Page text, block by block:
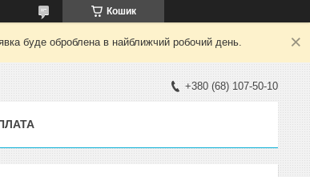
Кошик
буде оброблена в найближчий робочий день.
+380 (68) 107-50-10